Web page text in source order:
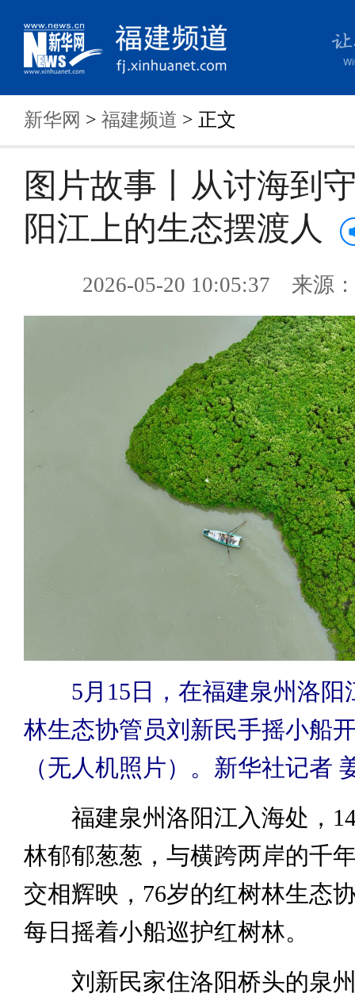
新华网 > 福建频道 > 正文
图片故事丨从讨海到
阳江上的生态摆渡人
2026-05-20 10:05:37 来源
5月15日，在福建泉州洛阳
林生态协管员刘新民手摇小船
（无人机照片）。新华社记者
福建泉州洛阳江入海处，
林郁郁葱葱，与横跨两岸的千
交相辉映，76岁的红树林生态
每日摇着小船巡护红树林。
刘新民家住洛阳桥头的泉州